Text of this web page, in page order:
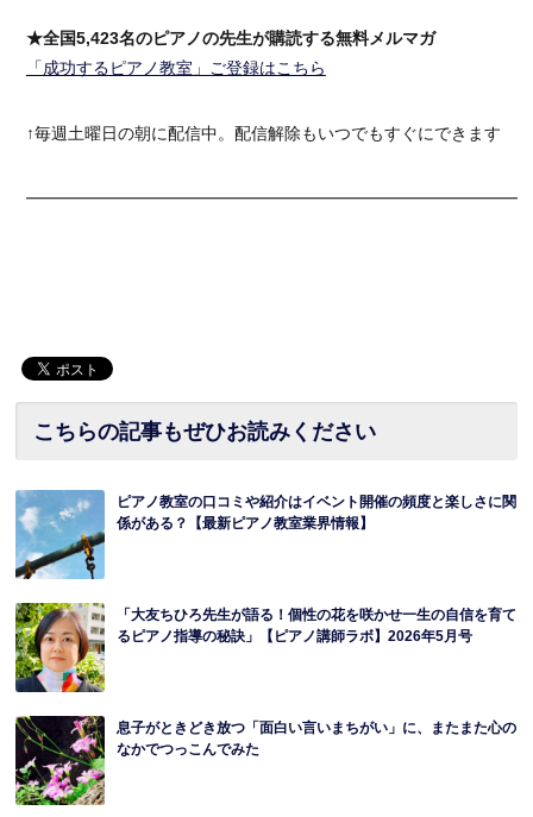
★全国5,423名のピアノの先生が購読する無料メルマガ
「成功するピアノ教室」ご登録はこちら
↑毎週土曜日の朝に配信中。配信解除もいつでもすぐにできます
こちらの記事もぜひお読みください
ピアノ教室の口コミや紹介はイベント開催の頻度と楽しさに関
係がある？【最新ピアノ教室業界情報】
「大友ちひろ先生が語る！個性の花を咲かせ一生の自信を育て
るピアノ指導の秘訣」【ピアノ講師ラボ】2026年5月号
息子がときどき放つ「面白い言いまちがい」に、またまた心の
なかでつっこんでみた